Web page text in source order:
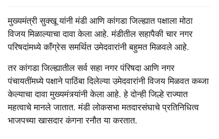
मुख्यमंत्री सुक्खू यांनी मंडी आणि कांगडा जिल्ह्यात पक्षाला मोठा
विजय मिळाल्याचा दावा केला आहे. मंडीतील सहापैकी चार नगर
परिषदांमध्ये काँग्रेस समर्थित उमेदवारांनी बहुमत मिळवले आहे.
तर कांगडा जिल्ह्यातील सर्व सहा नगर पंरिषदा आणि नगर
पंचायतींमध्ये पक्षाने पाठिंबा दिलेल्या उमेदवारांनी विजय मिळवत कब्जा
केल्याचा दावा मुख्यमंत्र्‍यांनी केला आहे. हे दोन्ही जिल्हे राज्यात
महत्वाचे मानले जातात. मंडी लोकसभा मतदारसंघाचे प्रतिनिधित्व
भाजपच्या खासदार कंगना रनौत या करतात.